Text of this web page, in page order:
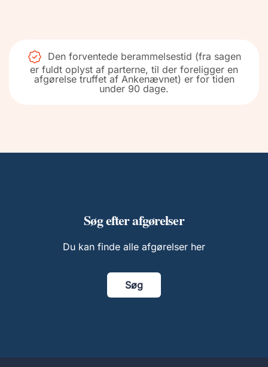
Den forventede berammelsestid (fra sagen
er fuldt oplyst af parterne, til der foreligger en
afgørelse truffet af Ankenævnet) er for tiden
under 90 dage.
Søg efter afgørelser
Du kan finde alle afgørelser her
Søg